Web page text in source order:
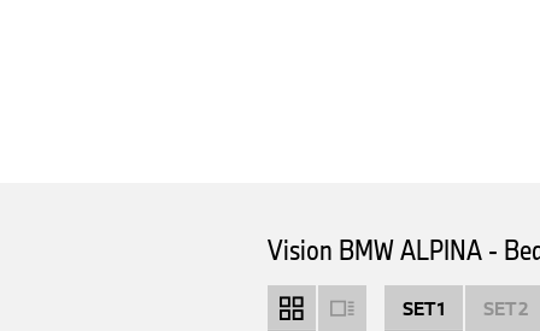
Vision BMW ALPINA -
SET 1 SET 2